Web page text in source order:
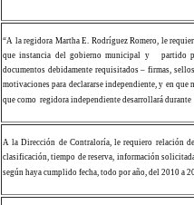
“A la regidora Martha E. Rodríguez Romero, le
que instancia del gobierno municipal y
partido
documentos debidamente requisitados – firmas,
motivaciones para declararse independiente, y en que
que como regidora independiente desarrollará durante
A la Dirección de Contraloría, le requiero relación
clasificación, tiempo de reserva, información
según haya cumplido fecha, todo por año, del 2010 a